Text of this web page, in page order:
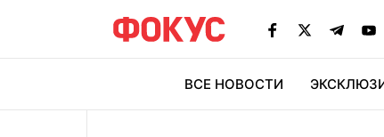
ВСЕ НОВОСТИ